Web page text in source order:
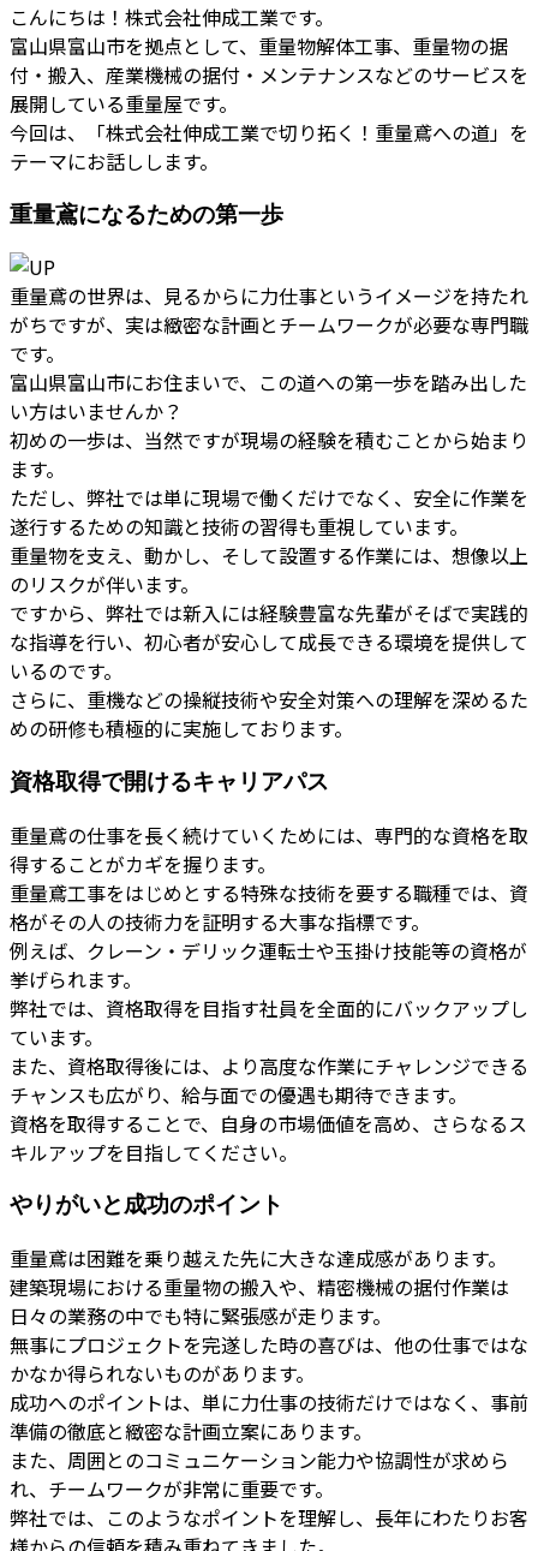
こんにちは！株式会社伸成工業です。
富山県富山市を拠点として、重量物解体工事、重量物の据
付・搬入、産業機械の据付・メンテナンスなどのサービスを
展開している重量屋です。
今回は、「株式会社伸成工業で切り拓く！重量鳶への道」を
テーマにお話しします。
重量鳶になるための第一歩
重量鳶の世界は、見るからに力仕事というイメージを持たれ
がちですが、実は緻密な計画とチームワークが必要な専門職
です。
富山県富山市にお住まいで、この道への第一歩を踏み出した
い方はいませんか？
初めの一歩は、当然ですが現場の経験を積むことから始まり
ます。
ただし、弊社では単に現場で働くだけでなく、安全に作業を
遂行するための知識と技術の習得も重視しています。
重量物を支え、動かし、そして設置する作業には、想像以上
のリスクが伴います。
ですから、弊社では新入には経験豊富な先輩がそばで実践的
な指導を行い、初心者が安心して成長できる環境を提供して
いるのです。
さらに、重機などの操縦技術や安全対策への理解を深めるた
めの研修も積極的に実施しております。
資格取得で開けるキャリアパス
重量鳶の仕事を長く続けていくためには、専門的な資格を取
得することがカギを握ります。
重量鳶工事をはじめとする特殊な技術を要する職種では、資
格がその人の技術力を証明する大事な指標です。
例えば、クレーン・デリック運転士や玉掛け技能等の資格が
挙げられます。
弊社では、資格取得を目指す社員を全面的にバックアップし
ています。
また、資格取得後には、より高度な作業にチャレンジできる
チャンスも広がり、給与面での優遇も期待できます。
資格を取得することで、自身の市場価値を高め、さらなるス
キルアップを目指してください。
やりがいと成功のポイント
重量鳶は困難を乗り越えた先に大きな達成感があります。
建築現場における重量物の搬入や、精密機械の据付作業は
日々の業務の中でも特に緊張感が走ります。
無事にプロジェクトを完遂した時の喜びは、他の仕事ではな
かなか得られないものがあります。
成功へのポイントは、単に力仕事の技術だけではなく、事前
準備の徹底と緻密な計画立案にあります。
また、周囲とのコミュニケーション能力や協調性が求めら
れ、チームワークが非常に重要です。
弊社では、このようなポイントを理解し、長年にわたりお客